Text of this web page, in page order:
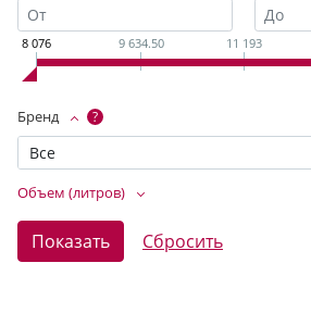
8 076 9 634.50 11 193
Бренд ?
Все
Объем (литров)